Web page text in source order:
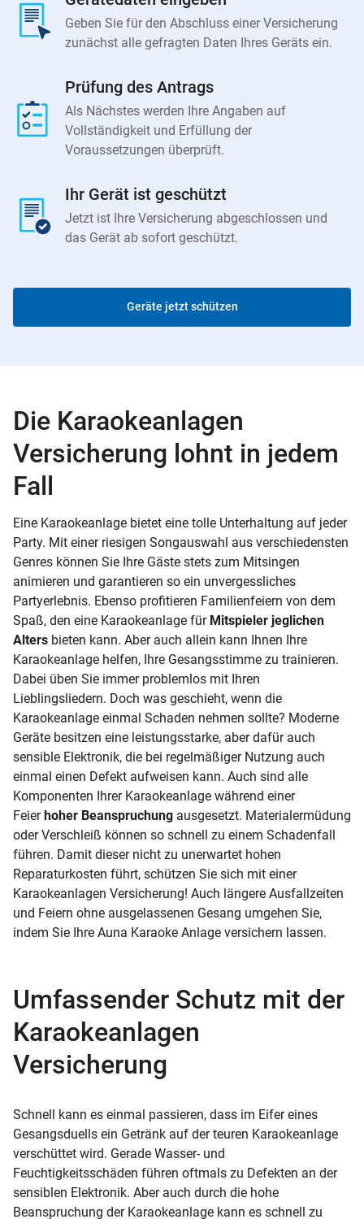
Geben Sie für den Abschluss einer Versicherung
zunächst alle gefragten Daten Ihres Geräts ein.
Prüfung des Antrags
Als Nächstes werden Ihre Angaben auf
Vollständigkeit und Erfüllung der
Voraussetzungen überprüft.
Ihr Gerät ist geschützt
Jetzt ist Ihre Versicherung abgeschlossen und
das Gerät ab sofort geschützt.
Geräte jetzt schützen
Die Karaokeanlagen
Versicherung lohnt in jedem
Fall
Eine Karaokeanlage bietet eine tolle Unterhaltung auf jeder
Party. Mit einer riesigen Songauswahl aus verschiedensten
Genres können Sie Ihre Gäste stets zum Mitsingen
animieren und garantieren so ein unvergessliches
Partyerlebnis. Ebenso profitieren Familienfeiern von dem
Spaß, den eine Karaokeanlage für Mitspieler jeglichen
Alters bieten kann. Aber auch allein kann Ihnen Ihre
Karaokeanlage helfen, Ihre Gesangsstimme zu trainieren.
Dabei üben Sie immer problemlos mit Ihren
Lieblingsliedern. Doch was geschieht, wenn die
Karaokeanlage einmal Schaden nehmen sollte? Moderne
Geräte besitzen eine leistungsstarke, aber dafür auch
sensible Elektronik, die bei regelmäßiger Nutzung auch
einmal einen Defekt aufweisen kann. Auch sind alle
Komponenten Ihrer Karaokeanlage während einer
Feierhoher Beanspruchung ausgesetzt. Materialermüdung
oder Verschleiß können so schnell zu einem Schadenfall
führen. Damit dieser nicht zu unerwartet hohen
Reparaturkosten führt, schützen Sie sich mit einer
Karaokeanlagen Versicherung! Auch längere Ausfallzeiten
und Feiern ohne ausgelassenen Gesang umgehen Sie,
indem Sie Ihre Auna Karaoke Anlage versichern lassen.
Umfassender Schutz mit der
Karaokeanlagen
Versicherung
Schnell kann es einmal passieren, dass im Eifer eines
Gesangsduells ein Getränk auf der teuren Karaokeanlage
verschüttet wird. Gerade Wasser- und
Feuchtigkeitsschäden führen oftmals zu Defekten an der
sensiblen Elektronik. Aber auch durch die hohe
Beanspruchung der Karaokeanlage kann es schnell zu